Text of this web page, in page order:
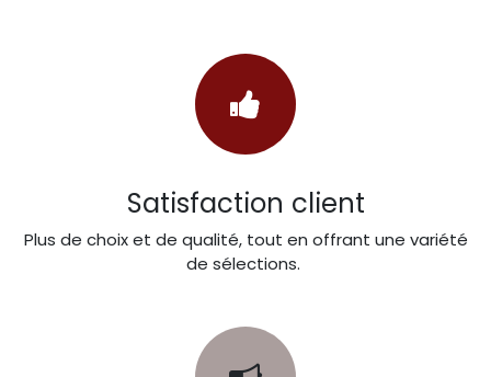
Satisfaction client
Plus de choix et de qualité, tout en offrant une variété
de sélections.